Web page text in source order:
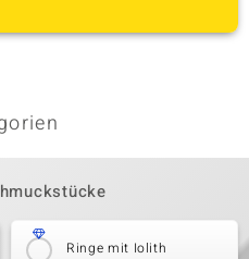
Ringe mit Iolith